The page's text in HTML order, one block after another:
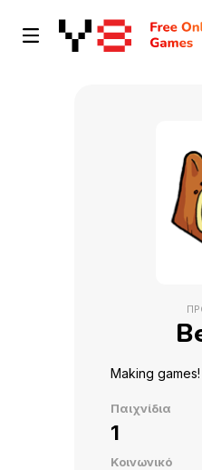
Making games!
Παιχνίδια
1
Κοινωνικό